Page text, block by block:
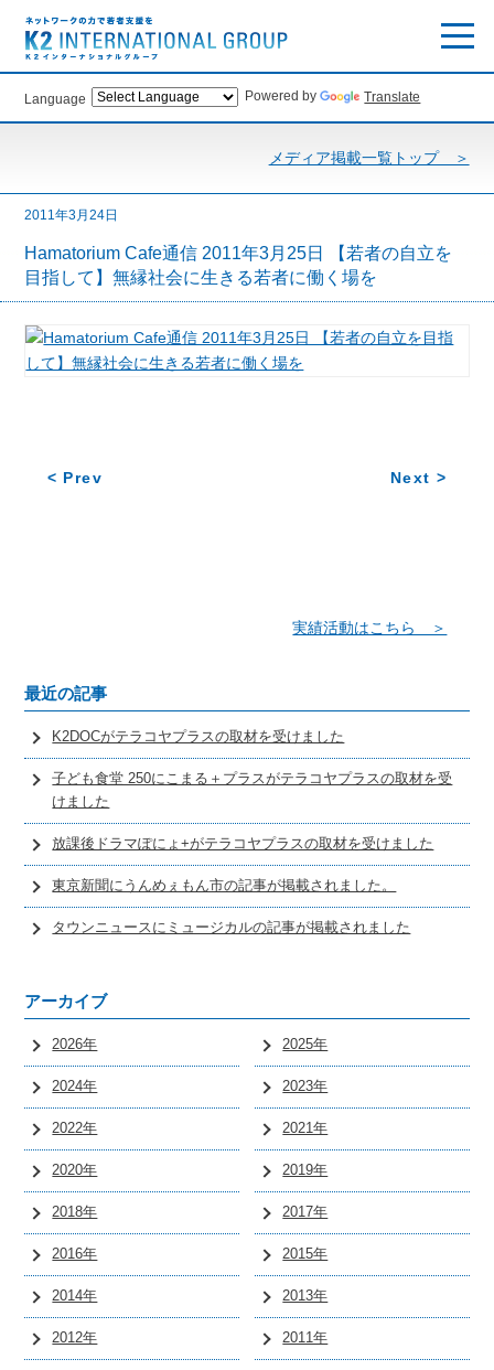
Language Powered by Translate
メディア掲載一覧トップ ＞
2011年3月24日
Hamatorium Cafe通信 2011年3月25日 【若者の自立を
目指して】無縁社会に生きる若者に働く場を
< Prev Next >
実績活動はこちら ＞
最近の記事
K2DOCがテラコヤプラスの取材を受けました
子ども食堂 250にこまる＋プラスがテラコヤプラスの取材を受
けました
放課後ドラマぽにょ+がテラコヤプラスの取材を受けました
東京新聞にうんめぇもん市の記事が掲載されました。
タウンニュースにミュージカルの記事が掲載されました
アーカイブ
2026年 2025年
2024年 2023年
2022年 2021年
2020年 2019年
2018年 2017年
2016年 2015年
2014年 2013年
2012年 2011年